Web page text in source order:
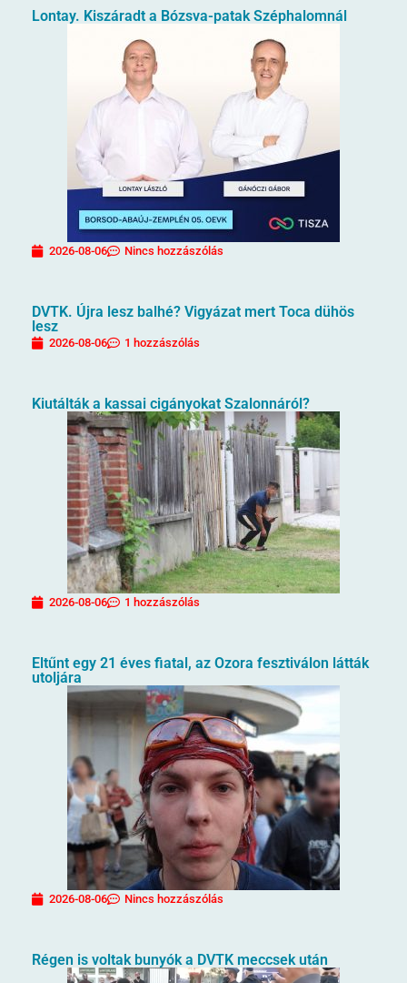
Lontay. Kiszáradt a Bózsva-patak Széphalomnál
2026-08-06 Nincs hozzászólás
DVTK. Újra lesz balhé? Vigyázat mert Toca dühös
lesz
2026-08-06 1 hozzászólás
Kiutálták a kassai cigányokat Szalonnáról?
2026-08-06 1 hozzászólás
Eltűnt egy 21 éves fiatal, az Ozora fesztiválon látták
utoljára
2026-08-06 Nincs hozzászólás
Régen is voltak bunyók a DVTK meccsek után